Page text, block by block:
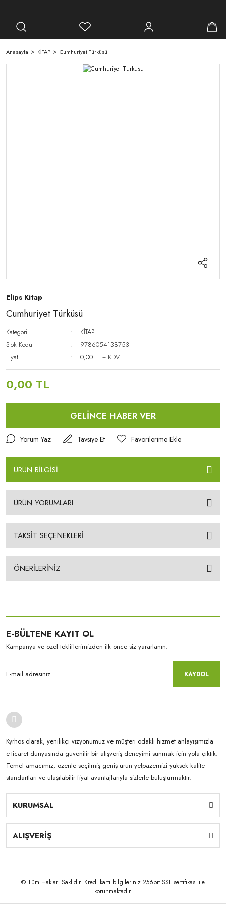
Anasayfa KİTAP Cumhuriyet Türküsü
Elips Kitap
Cumhuriyet Türküsü
Kategori
KİTAP
Stok Kodu
9786054138753
Fiyat
0,00 TL + KDV
0,00 TL
GELİNCE HABER VER
Yorum Yaz Tavsiye Et
ÜRÜN BİLGİSİ
ÜRÜN YORUMLARI
TAKSİT SEÇENEKLERİ
ÖNERİLERİNİZ
E-BÜLTENE KAYIT OL
Kampanya ve özel tekliflerimizden ilk önce siz yararlanın.
KAYDOL
Kyrhos olarak, yenilikçi vizyonumuz ve müşteri odaklı hizmet anlayışımızla
e-ticaret dünyasında güvenilir bir alışveriş deneyimi sunmak için yola çıktık.
Temel amacımız, özenle seçilmiş geniş ürün yelpazemizi yüksek kalite
standartları ve ulaşılabilir fiyat avantajlarıyla sizlerle buluşturmaktır.
KURUMSAL
ALIŞVERİŞ
© Tüm Hakları Saklıdır. Kredi kartı bilgileriniz 256bit SSL sertifikası ile
korunmaktadır.